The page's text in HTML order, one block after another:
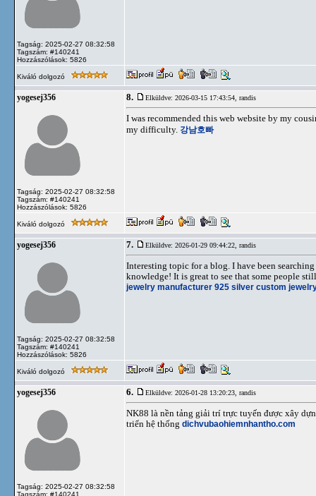
Tagság: 2025-02-27 08:32:58
Tagszám: #140241
Hozzászólások: 5826
Kiváló dolgozó
yogesej356
Tagság: 2025-02-27 08:32:58
Tagszám: #140241
Hozzászólások: 5826
8. Elküldve: 2026-03-15 17:43:54, randis
I was recommended this web website by my
my difficulty. 강남호빠
Kiváló dolgozó
yogesej356
Tagság: 2025-02-27 08:32:58
Tagszám: #140241
Hozzászólások: 5826
7. Elküldve: 2026-01-29 09:44:22, randis
Interesting topic for a blog. I have been
knowledge! It is great to see that some people
jewelry manufacturer 925 silver custom
Kiváló dolgozó
yogesej356
Tagság: 2025-02-27 08:32:58
Tagszám: #140241
6. Elküldve: 2026-01-28 13:20:23, randis
NK88 là nền tảng giải trí trực tuyến được xây
triển hệ thống dichvubaohiemnhantho.com